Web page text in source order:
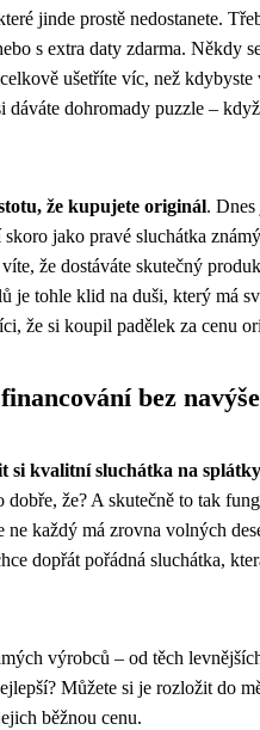
jinde prostě nedostanete.
s extra daty zdarma. Někdy
ušetříte víc, než kdybyste
dohromady puzzle –
že kupujete originál. Dnes
jako pravé sluchátka
že dostáváte skutečný
je tohle klid na duši, který má
že si koupil padělek za cenu
bez
si kvalitní sluchátka na
dobře, že? A skutečně to tak
každý má zrovna volných
dopřát pořádná sluchátka,
výrobců – od těch
Můžete si je rozložit do
běžnou cenu.